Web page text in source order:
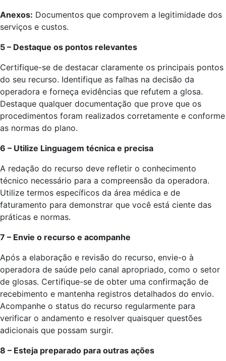
Anexos: Documentos que comprovem a legitimidade dos
serviços e custos.
5 – Destaque os pontos relevantes
Certifique-se de destacar claramente os principais pontos
do seu recurso. Identifique as falhas na decisão da
operadora e forneça evidências que refutem a glosa.
Destaque qualquer documentação que prove que os
procedimentos foram realizados corretamente e conforme
as normas do plano.
6 – Utilize Linguagem técnica e precisa
A redação do recurso deve refletir o conhecimento
técnico necessário para a compreensão da operadora.
Utilize termos específicos da área médica e de
faturamento para demonstrar que você está ciente das
práticas e normas.
7 – Envie o recurso e acompanhe
Após a elaboração e revisão do recurso, envie-o à
operadora de saúde pelo canal apropriado, como o setor
de glosas. Certifique-se de obter uma confirmação de
recebimento e mantenha registros detalhados do envio.
Acompanhe o status do recurso regularmente para
verificar o andamento e resolver quaisquer questões
adicionais que possam surgir.
8 – Esteja preparado para outras ações